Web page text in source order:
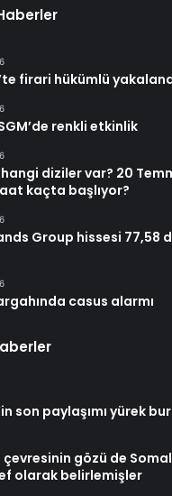
firari hükümlü
renkli etkinlik
diziler var? 20
kaçta başlıyor?
Group hissesi 77,58
casus alarmı
son paylaşımı yürek
çevresinin gözü de
olarak belirlemişler